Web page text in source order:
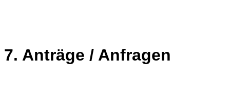
7. Anträge / Anfragen